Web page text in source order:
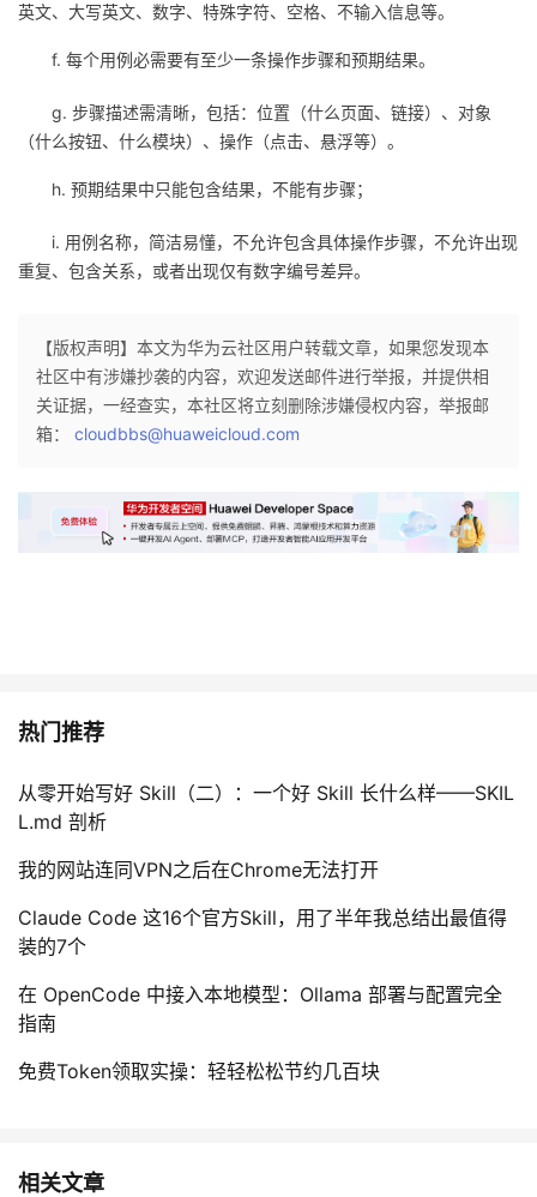
课
的
证
我
实
验
的
收
藏
术
持
云
建
议
英文、大写英文、数字、特殊字符、空格、不输入信息等。
f. 每个用例必需要有至少一条操作步骤和预期结果。
g. 步骤描述需清晰，包括：位置（什么页面、链接）、对象
（什么按钮、什么模块）、操作（点击、悬浮等）。
h. 预期结果中只能包含结果，不能有步骤；
i. 用例名称，简洁易懂，不允许包含具体操作步骤，不允许出现
重复、包含关系，或者出现仅有数字编号差异。
【版权声明】本文为华为云社区用户转载文章，如果您发现本
社区中有涉嫌抄袭的内容，欢迎发送邮件进行举报，并提供相
关证据，一经查实，本社区将立刻删除涉嫌侵权内容，举报邮
箱： cloudbbs@huaweicloud.com
热门推荐
从零开始写好 Skill（二）：一个好 Skill 长什么样——SKIL
L.md 剖析
我的网站连同VPN之后在Chrome无法打开
Claude Code 这16个官方Skill，用了半年我总结出最值得
装的7个
在 OpenCode 中接入本地模型：Ollama 部署与配置完全
指南
免费Token领取实操：轻轻松松节约几百块
相关文章